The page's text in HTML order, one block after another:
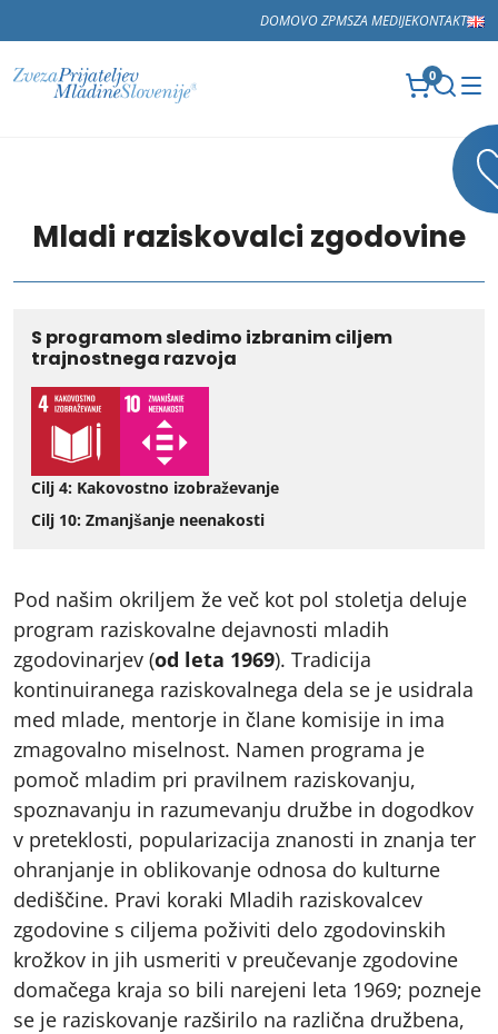
DOMOVO ZPMSZA MEDIJEKONTAKT
0
Mladi raziskovalci zgodovine
S programom sledimo izbranim ciljem
trajnostnega razvoja
Cilj 4: Kakovostno izobraževanje
Cilj 10: Zmanjšanje neenakosti
Pod našim okriljem že več kot pol stoletja deluje
program raziskovalne dejavnosti mladih
zgodovinarjev (od leta 1969). Tradicija
kontinuiranega raziskovalnega dela se je usidrala
med mlade, mentorje in člane komisije in ima
zmagovalno miselnost. Namen programa je
pomoč mladim pri pravilnem raziskovanju,
spoznavanju in razumevanju družbe in dogodkov
v preteklosti, popularizacija znanosti in znanja ter
ohranjanje in oblikovanje odnosa do kulturne
dediščine. Pravi koraki Mladih raziskovalcev
zgodovine s ciljema poživiti delo zgodovinskih
krožkov in jih usmeriti v preučevanje zgodovine
domačega kraja so bili narejeni leta 1969; pozneje
se je raziskovanje razširilo na različna družbena,